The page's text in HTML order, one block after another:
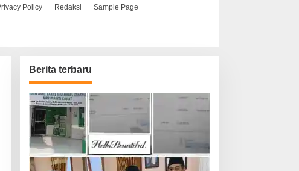
Policy Redaksi Sample Page
Berita terbaru